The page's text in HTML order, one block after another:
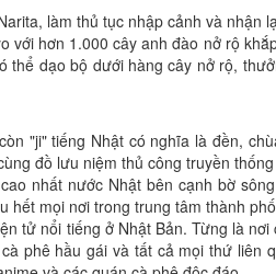
làm thủ tục nhập cảnh và nhận
với hơn 1.000 cây anh đào nở rộ
thể dạo bộ dưới hàng cây nở rộ,
"ji" tiếng Nhật có nghĩa là đền,
đồ lưu niệm thủ công truyền
nhất nước Nhật bên cạnh bờ
hết mọi nơi trong trung tâm thành
tử nổi tiếng ở Nhật Bản. Từng là
phê hầu gái và tất cả mọi thứ